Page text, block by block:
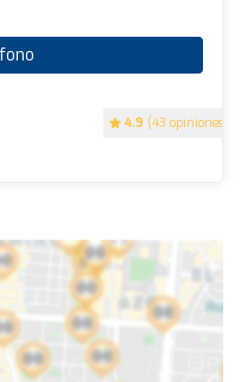
4.9 (43 opiniones)